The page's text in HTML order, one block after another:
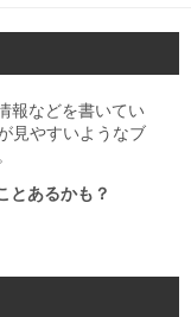
報などを書いてい
見やすいようなブ
とあるかも？